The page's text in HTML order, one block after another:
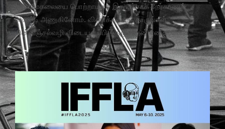
மணிமேகலையை பொற்றாமரை இதழுக்காக நேர்காணல்
வேண்டி அணுகினோம். வினாக்களைத் தாருங்கள்
மின்னஞ்சல்வழி விடையனுப்பித் தருகிறேன் என உடனே